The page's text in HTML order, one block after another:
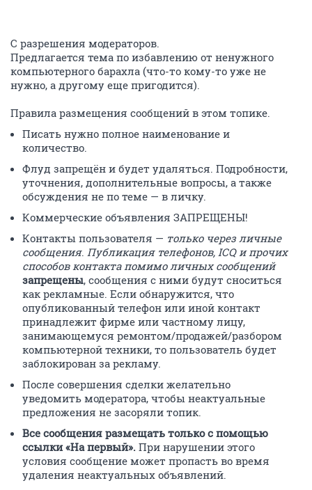
С разрешения модераторов.
Предлагается тема по избавлению от ненужного
компьютерного барахла (что-то кому-то уже не
нужно, а другому еще пригодится).
Правила размещения сообщений в этом топике.
Писать нужно полное наименование и
количество.
Флуд запрещён и будет удаляться. Подробности,
уточнения, дополнительные вопросы, а также
обсуждения не по теме — в личку.
Коммерческие объявления ЗАПРЕЩЕНЫ!
Контакты пользователя — только через личные
сообщения. Публикация телефонов, ICQ и прочих
способов контакта помимо личных сообщений
запрещены, сообщения с ними будут сноситься
как рекламные. Если обнаружится, что
опубликованный телефон или иной контакт
принадлежит фирме или частному лицу,
занимающемуся ремонтом/продажей/разбором
компьютерной техники, то пользователь будет
заблокирован за рекламу.
После совершения сделки желательно
уведомить модератора, чтобы неактуальные
предложения не засоряли топик.
Все сообщения размещать только с помощью
ссылки «На первый». При нарушении этого
условия сообщение может пропасть во время
удаления неактуальных объявлений.